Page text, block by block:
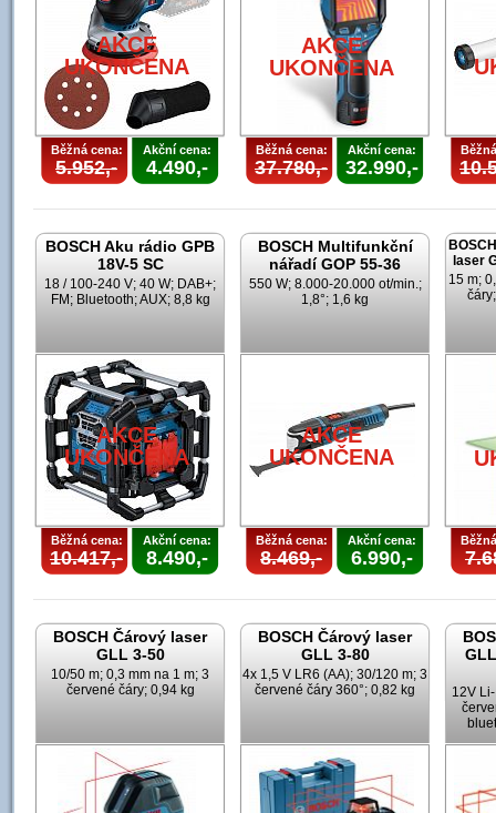
AKCE
UKONČENA
Běžná cena:
5.952,-
Akční cena:
4.490,-
AKCE
UKONČENA
Běžná cena:
37.780,-
Akční cena:
32.990,-
BOSCH Aku rádio GPB
18V-5 SC
18 / 100-240 V; 40 W; DAB+;
FM; Bluetooth; AUX; 8,8 kg
AKCE
UKONČENA
Běžná cena:
10.417,-
Akční cena:
8.490,-
BOSCH Multifunkční
nářadí GOP 55-36
550 W; 8.000-20.000 ot/min.;
1,8°; 1,6 kg
AKCE
UKONČENA
Běžná cena:
8.469,-
Akční cena:
6.990,-
laser
15 m;
BOSCH Čárový laser
GLL 3-50
10/50 m; 0,3 mm na 1 m; 3
červené čáry; 0,94 kg
BOSCH Čárový laser
GLL 3-80
4x 1,5 V LR6 (AA); 30/120 m; 3
červené čáry 360°; 0,82 kg
12V